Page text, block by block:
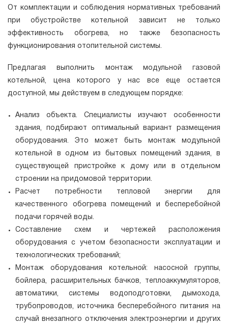
От комплектации и соблюдения нормативных требований
при обустройстве котельной зависит не только
эффективность обогрева, но также безопасность
функционирования отопительной системы.
Предлагая выполнить монтаж модульной газовой
котельной, цена которого у нас все еще остается
доступной, мы действуем в следующем порядке:
Анализ объекта. Специалисты изучают особенности
здания, подбирают оптимальный вариант размещения
оборудования. Это может быть монтаж модульной
котельной в одном из бытовых помещений здания, в
существующей пристройке к дому или в отдельном
строении на придомовой территории.
Расчет потребности тепловой энергии для
качественного обогрева помещений и бесперебойной
подачи горячей воды.
Составление схем и чертежей расположения
оборудования с учетом безопасности эксплуатации и
технологических требований;
Монтаж оборудования котельной: насосной группы,
бойлера, расширительных бачков, теплоаккумуляторов,
автоматики, системы водоподготовки, дымохода,
трубопроводов, источника бесперебойного питания на
случай внезапного отключения электроэнергии и других